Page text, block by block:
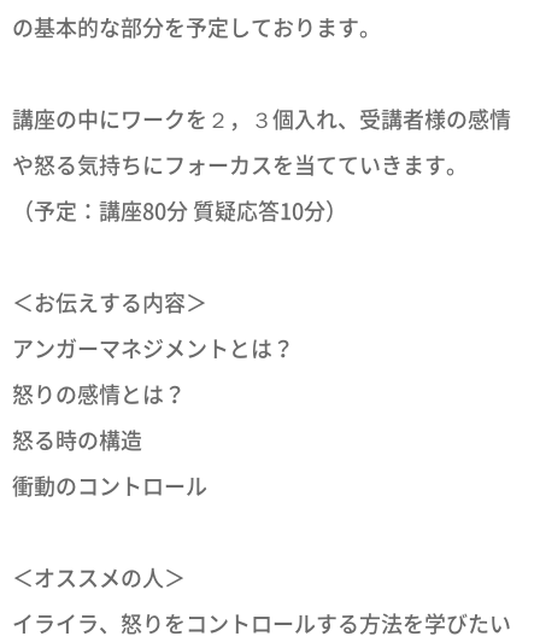
の基本的な部分を予定しております。
講座の中にワークを２，３個入れ、受講者様の感情
や怒る気持ちにフォーカスを当てていきます。
（予定：講座80分 質疑応答10分）
＜お伝えする内容＞
アンガーマネジメントとは？
怒りの感情とは？
怒る時の構造
衝動のコントロール
＜オススメの人＞
イライラ、怒りをコントロールする方法を学びたい